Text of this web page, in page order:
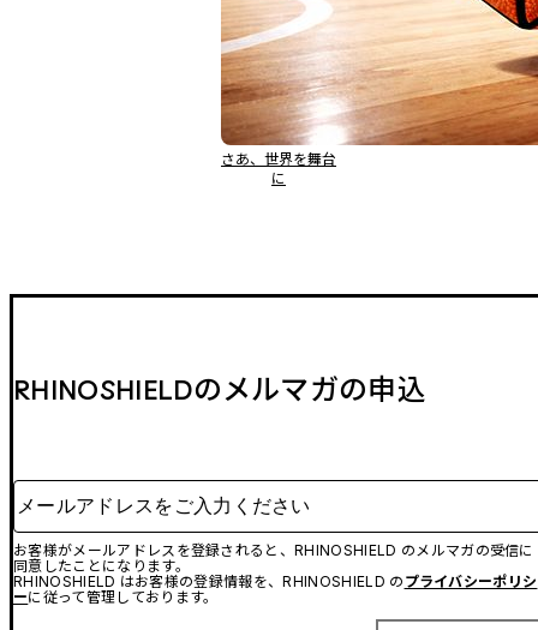
さあ、世界を舞台
に
RHINOSHIELDのメルマガの申込
メールアドレスをご入力ください
お客様がメールアドレスを登録されると、RHINOSHIELD のメルマガの受信に
同意したことになります。
RHINOSHIELD はお客様の登録情報を、RHINOSHIELD の プライバシーポリシ
ーに従って管理しております。